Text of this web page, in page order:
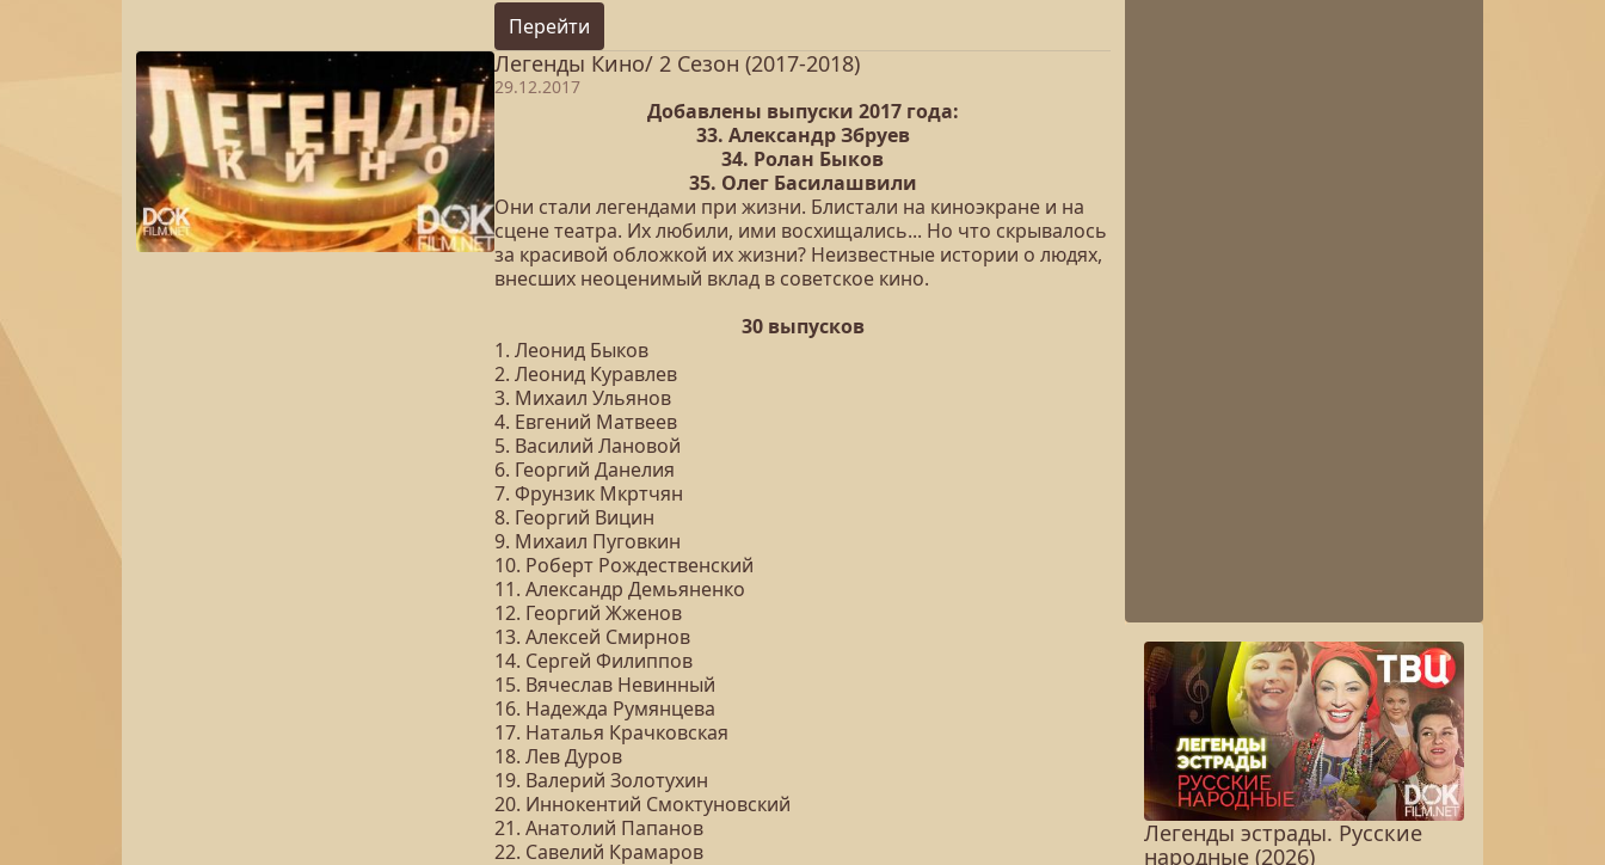
Перейти
Легенды Кино/ 2 Сезон (2017-2018)
29.12.2017
Добавлены выпуски 2017 года:
33. Александр Збруев
34. Ролан Быков
35. Олег Басилашвили
Они стали легендами при жизни. Блистали на киноэкране и на
сцене театра. Их любили, ими восхищались... Но что скрывалось
за красивой обложкой их жизни? Неизвестные истории о людях,
внесших неоценимый вклад в советское кино.
30 выпусков
1. Леонид Быков
2. Леонид Куравлев
3. Михаил Ульянов
4. Евгений Матвеев
5. Василий Лановой
6. Георгий Данелия
7. Фрунзик Мкртчян
8. Георгий Вицин
9. Михаил Пуговкин
10. Роберт Рождественский
11. Александр Демьяненко
12. Георгий Жженов
13. Алексей Смирнов
14. Сергей Филиппов
15. Вячеслав Невинный
16. Надежда Румянцева
17. Наталья Крачковская
18. Лев Дуров
19. Валерий Золотухин
20. Иннокентий Смоктуновский
21. Анатолий Папанов
22. Савелий Крамаров
Легенды эстрады. Русские
народные (2026)